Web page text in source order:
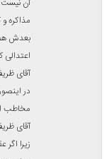
شود. “کج
مسئولان
خواننده
ما
نکردیم
شود!
***
عینکش
یعنی